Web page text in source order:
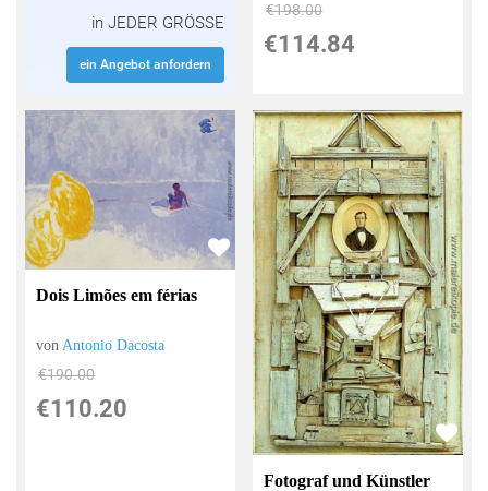
in JEDER GRÖSSE
ein Angebot anfordern
€198.00
€114.84
Dois Limões em férias
von Antonio Dacosta
€190.00
€110.20
Fotograf und Künstler